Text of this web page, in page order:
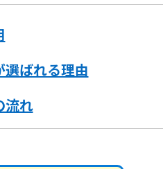
ばれる理由
流れ